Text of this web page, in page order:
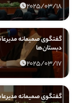
2025/03/18
گفتگوی صمیمانه
دبستان‌ها
2025/03/17
گفتگوی صمیمانه